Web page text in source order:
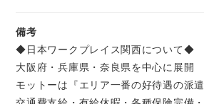
備考
◆日本ワークプレイス関西について◆
大阪府・兵庫県・奈良県を中心に展開
モットーは『エリア一番の好待遇の派遣